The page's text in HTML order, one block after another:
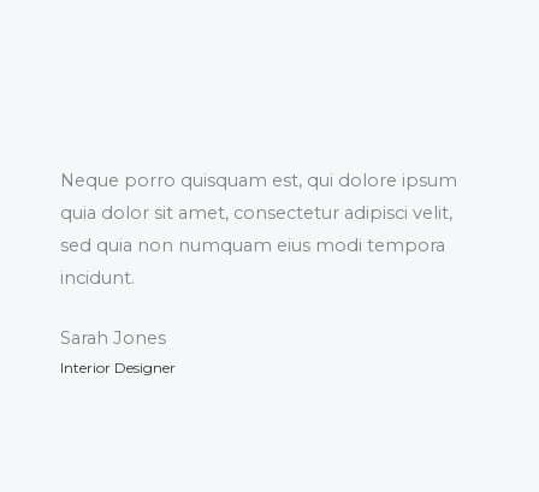
Neque porro quisquam est, qui dolore ipsum
quia dolor sit amet, consectetur adipisci velit,
sed quia non numquam eius modi tempora
incidunt.
Sarah Jones
Interior Designer